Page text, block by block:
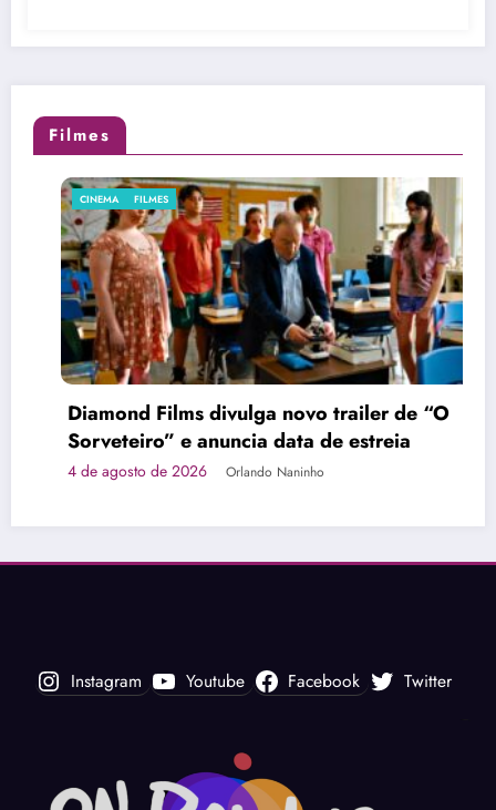
Filmes
FILMES
Films divulga novo trailer de “O
e anuncia data de estreia
de agosto de 2026 Orlando Naninho
Instagram Youtube Facebook Twitter